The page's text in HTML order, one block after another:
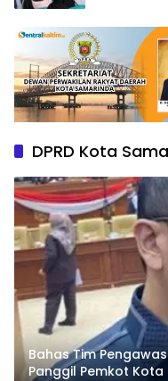
DPRD Kota
Bahas Tim
Panggil Pemkot Kota